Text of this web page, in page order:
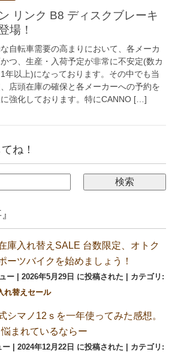
場！
自転車需要の高まりにおいて、各メーカ
つ、生産・入荷予定が非常に不安定(数カ
年以上)になっております。その中でも当
店頭在庫の確保と各メーカーへの予約を
強化しております。特にCANNO […]
ね！
庫入れ替えSALE 台数限定、オトク
ーツバイクを始めましょう！
ー 2026年5月29日 に投稿された
カテゴリ:
れ替えセール
シマノ12ｓを一年使ってみた感想。
まれているならー
ー 2024年12月22日 に投稿された
カテゴリ: